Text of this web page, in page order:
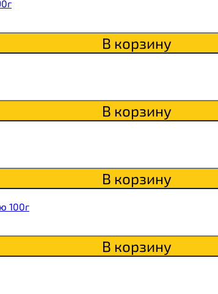
В корзину
В корзину
В корзину
100г
В корзину